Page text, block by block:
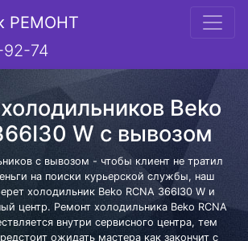
РЕМОНТ
92-74
Beko
W с вывозом
с вывозом - чтобы клиент не тратил
на поиски курьерской службы, наш
холодильник Beko RCNA 366I30 W и
центр. Ремонт холодильника Beko RCNA
внутри сервисного центра, тем
ожидать мастера как закончит с